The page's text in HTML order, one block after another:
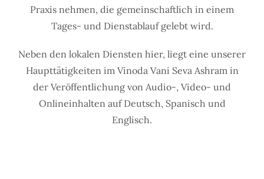
Praxis nehmen, die gemeinschaftlich in einem
Tages- und Dienstablauf gelebt wird.
Neben den lokalen Diensten hier, liegt eine unserer
Haupttätigkeiten im Vinoda Vani Seva Ashram in
der Veröffentlichung von Audio-, Video- und
Onlineinhalten auf Deutsch, Spanisch und
Englisch.